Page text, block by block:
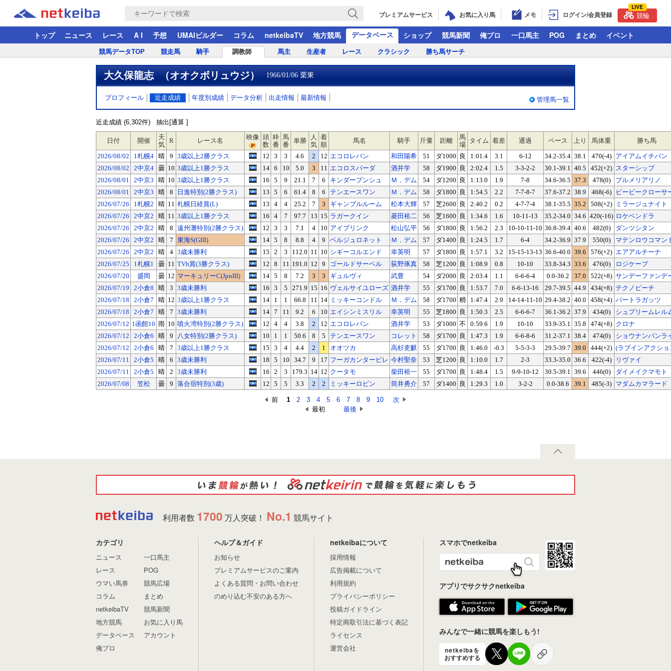
プレミアムサービス お気に入り馬 メモ ログイン/会員登録
LIVE
競輪
トップ ニュース レース A I 予想 UMAIビルダー コラム netkeibaTV 地方競馬 データベース ショップ 競馬新聞 俺プロ 一口馬主 POG まとめ イベント
競馬データTOP 競走馬 騎手 調教師 馬主 生産者 レース クラシック 勝ち馬サーチ
大久保龍志 （オオクボリュウジ） 1966/01/06 栗東
プロフィール 近走成績 年度別成績 データ分析 出走情報 最新情報 管理馬一覧
近走成績 (6,302件) 抽出[通算 ]
日付 開催
天
気
R レース名 映像 頭
数
枠
番
馬
番
単勝
人
気
着
順
馬名 騎手 斤量 距離
馬
場
タイム 着差 通過 ペース 上り 馬体重 勝ち馬
2026/08/02 1札幌4 晴 9 3歳以上2勝クラス 12 3 3 4.6 2 12 エコロレバン 和田陽希 51 ダ1000 良 1:01.4 3.1 6-12 34.2-35.4 38.1 470(-4)
アイアムイチバン
2026/08/02
2中京4 曇 10 3歳以上1勝クラス 14 6 10 5.0 3 11 エコロスパーダ 酒井学 58 ダ1900 良 2:02.4 1.5 3-3-2-2 30.1-39.1 40.5 452(+2) スターシップ
2026/08/01
2中京3 晴 10 3歳以上1勝クラス 16 5 9 21.1 7 6 キンダープンシュ Ｍ．デム 54 ダ1200 良 1:13.0 1.9 7-8 34.6-36.5 37.3 478(0)
プルメリアリノ
2026/08/01
2中京3 晴 8 日進特別(2勝クラス) 13 5 6 61.4 8 6 テンエースワン Ｍ．デム 58 ダ1800 良 1:54.5 2.2 7-7-8-7 37.6-37.2 38.9 468(-6)
ビービークローサ
2026/07/26
1札幌2 晴 11 札幌日経賞(L) 13 4 4 25.2 7 3 ギャンブルルーム 松本大輝 57 芝2600 良 2:40.2 0.2 4-7-7-4 38.1-35.5 35.2 508(+2)
ミラージュナイト
2026/07/26
2中京2 晴 11 3歳以上1勝クラス 16 4 7 97.7 13 15 ラガークイン 菱田裕二 56 芝1600 良 1:34.6 1.6 10-11-13 35.2-34.0 34.6 420(-16) ロケベンドラ
2026/07/26
2中京2 晴 8 遠州灘特別(2勝クラス) 12 3 3 7.1 4 10 アイブリンク 松山弘平 56 ダ1800 良 1:56.2 2.3 10-10-11-10 36.8-39.4 40.6 482(0)
ダンツシタン
2026/07/26
2中京2 晴 7 東海S(GIII) 14 5 8 8.8 4 9 ベルジュロネット Ｍ．デム 57 ダ1400 良 1:24.5 1.7 6-4 34.2-36.9 37.9 550(0)
マテンロウコマン
2026/07/26
2中京2 晴 4 3歳未勝利 15 2 3 112.0 11 10 シギーコルエンド 幸英明 57 ダ1800 良 1:57.1 3.2 15-15-13-13 36.6-40.0 39.6 576(+2) エアアルチーナ
2026/07/25
1札幌1 曇 11 TVh賞(3勝クラス) 12 8 11 191.0 12 9 ゴールドサーベル 荻野琢真 58 芝1200 良 1:08.9 0.8 10-10 33.8-34.3 33.6 476(0)
ロジケープ
2026/07/20
盛岡 曇 12 マーキュリーC(JpnIII) 14 5 8 7.2 3 3 ギュルヴィ 武豊 54 ダ2000 良 2:03.4 1.1 6-6-6-4 0.0-36.2 37.0 522(+8) サンデーファンデ
2026/07/19
2小倉8 晴 3 3歳未勝利 16 3 5 271.9 15 16 ヴェルサイユローズ 酒井学 55 ダ1700 良 1:53.7 7.0 6-6-13-16 29.7-39.5 44.9 434(+8) テクノピーチ
2026/07/18
2小倉7 晴 12 3歳以上1勝クラス 14 1 1 66.8 11 14 ミッキーコンドル Ｍ．デム 58 ダ1700 稍 1:47.4 2.9 14-14-11-10 29.4-38.2 40.0 458(+4) バートラガッツ
2026/07/18
2小倉7 晴 7 3歳未勝利 14 7 11 9.2 6 10 エイシンミスリル 幸英明 55 芝1800 良 1:50.3 2.5 6-6-6-7 36.1-36.2 37.9 434(0)
シュプリームレル
2026/07/12 1函館10 雨 10 噴火湾特別(2勝クラス) 12 4 4 3.8 2 12 エコロレバン 酒井学 53 ダ1000 不 0:59.6 1.9 10-10 33.9-35.1 35.8 474(+8) クロナ
2026/07/12
2小倉6 晴 9 八女特別(2勝クラス) 10 1 1 50.6 8 5 テンエースワン コレット 58 ダ1700 良 1:47.3 1.9 6-6-8-6 31.2-37.1 38.4 474(0)
ショウナンバンラ
2026/07/12
2小倉6 晴 7 3歳以上1勝クラス 15 3 4 4.4 2 1 オオツカ 高杉吏麒 55 ダ1700 良 1:46.0 -0.3 5-5-3-3 29.5-39.7 39.0 444(+2) (ラブインアクショ
2026/07/11
2小倉5 晴 6 3歳未勝利 18 5 10 34.7 9 17 フーガカンタービレ 今村聖奈 53 芝1200 良 1:10.0 1.7 2-3 33.3-35.0 36.6 422(-4)
リヴァイ
2026/07/11
2小倉5 晴 2 3歳未勝利 16 2 3 179.3 14 12 クータモ 柴田裕一 55 ダ1700 良 1:48.4 1.5 9-9-10-12 30.5-39.1 39.6 446(0)
ダイメイクマモト
2026/07/08
笠松 曇 9 落合宿特別(3歳) 12 5 5 3.3 2 2 ミッキーロビン 筒井勇介 57 ダ1400 良 1:29.3 1.0 3-2-2 0.0-38.6 39.1 485(-3) マダムカマラード
前 1 2 3 4 5 6 7 8 9 10
次
最初
最後
利用者数 1700 万人突破！ No.1 競馬サイト
カテゴリ
ニュース
レース
ウマい馬券
コラム
netkeibaTV
地方競馬
データベース
俺プロ
一口馬主
POG
競馬広場
まとめ
競馬新聞
お気に入り馬
アカウント
ヘルプ＆ガイド
お知らせ
プレミアムサービスのご案内
よくある質問・お問い合わせ
のめり込む不安のある方へ
netkeibaについて
採用情報
広告掲載について
利用規約
プライバシーポリシー
投稿ガイドライン
特定商取引法に基づく表記
ライセンス
運営会社
スマホでnetkeiba
アプリでサクサクnetkeiba
みんなで一緒に競馬を楽しもう!
netkeibaを
おすすめする